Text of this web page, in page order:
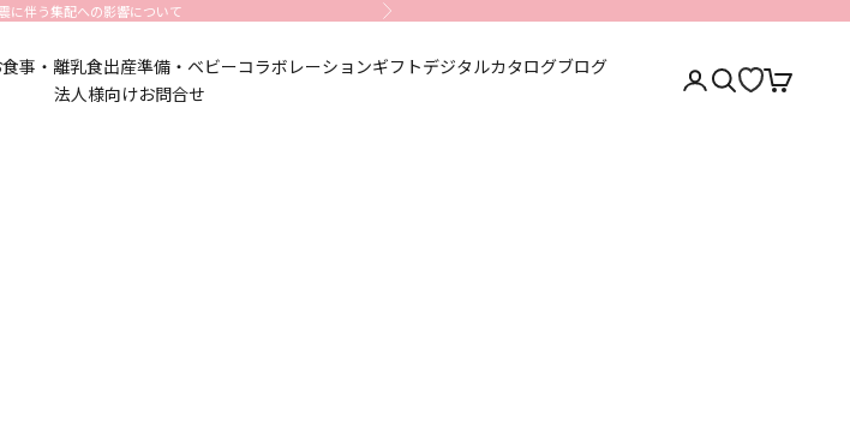
に伴う集配への影響について 次へ
食事・離乳食出産準備・ベビーコラボレーションギフトデジタルカタログブログ
法人様向けお問合せ
アカウントページに
検索を開くカートを